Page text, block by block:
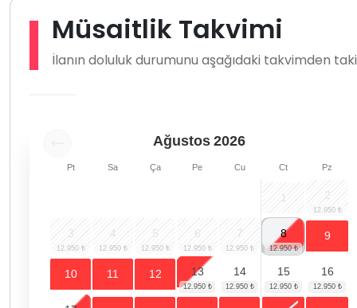
Müsaitlik Takvimi
İlanın doluluk durumunu aşağıdaki takvimden
Ağustos 2026
Pt Sa Ça Pe Cu Ct Pz
1 2
3 4 5 6 7 8 9
10 11 12 13 14 15 16